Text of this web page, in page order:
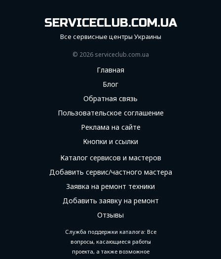
SERVICECLUB.COM.UA
Все сервисные центры Украины
© 2026 serviceсlub.com.ua
Главная
Блог
Обратная связь
Пользовательское соглашение
Реклама на сайте
Кнопки и ссылки
Каталог сервисов и мастеров
Добавить сервис/частного мастера
Заявка на ремонт техники
Добавить заявку на ремонт
Отзывы
Служба поддержки каталога: Все
вопросы, касающиеся работы
проекта, а также возможное